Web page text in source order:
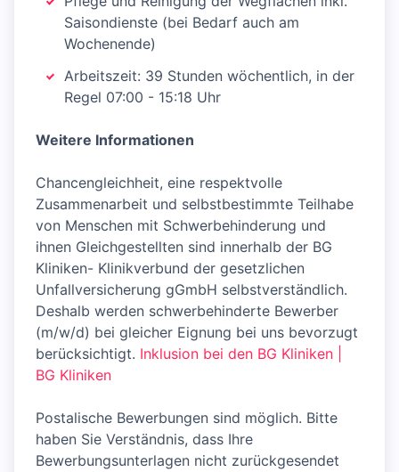
Saisondienste (bei Bedarf auch am
Wochenende)
Arbeitszeit: 39 Stunden wöchentlich, in der
Regel 07:00 - 15:18 Uhr
Weitere Informationen
Chancengleichheit, eine respektvolle
Zusammenarbeit und selbstbestimmte Teilhabe
von Menschen mit Schwerbehinderung und
ihnen Gleichgestellten sind innerhalb der BG
Kliniken- Klinikverbund der gesetzlichen
Unfallversicherung gGmbH selbstverständlich.
Deshalb werden schwerbehinderte Bewerber
(m/w/d) bei gleicher Eignung bei uns bevorzugt
berücksichtigt. Inklusion bei den BG Kliniken |
BG Kliniken
Postalische Bewerbungen sind möglich. Bitte
haben Sie Verständnis, dass Ihre
Bewerbungsunterlagen nicht zurückgesendet